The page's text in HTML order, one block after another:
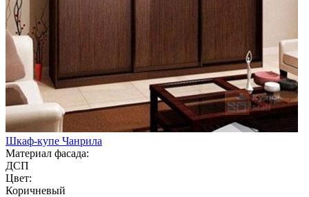
Шкаф-купе Чанрила
Материал фасада:
ДСП
Цвет:
Коричневый